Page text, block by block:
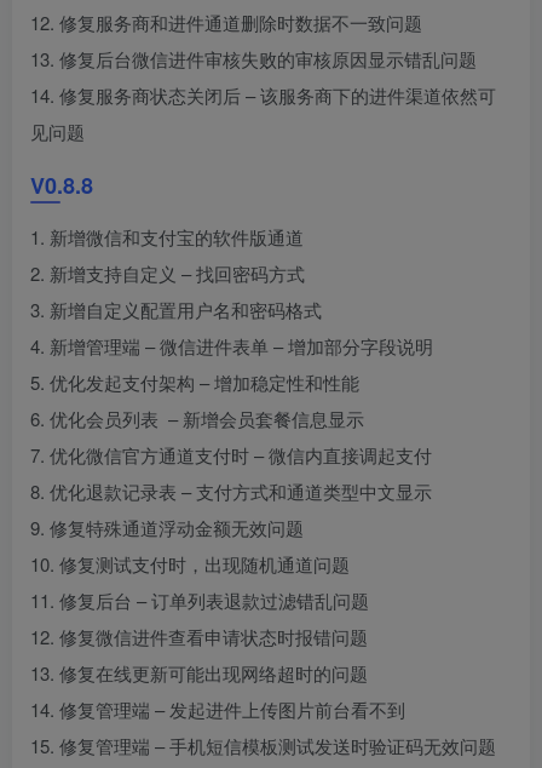
12. 修复服务商和进件通道删除时数据不一致问题
13. 修复后台微信进件审核失败的审核原因显示错乱问题
14. 修复服务商状态关闭后 – 该服务商下的进件渠道依然可
见问题
V0.8.8
1. 新增微信和支付宝的软件版通道
2. 新增支持自定义 – 找回密码方式
3. 新增自定义配置用户名和密码格式
4. 新增管理端 – 微信进件表单 – 增加部分字段说明
5. 优化发起支付架构 – 增加稳定性和性能
6. 优化会员列表 – 新增会员套餐信息显示
7. 优化微信官方通道支付时 – 微信内直接调起支付
8. 优化退款记录表 – 支付方式和通道类型中文显示
9. 修复特殊通道浮动金额无效问题
10. 修复测试支付时，出现随机通道问题
11. 修复后台 – 订单列表退款过滤错乱问题
12. 修复微信进件查看申请状态时报错问题
13. 修复在线更新可能出现网络超时的问题
14. 修复管理端 – 发起进件上传图片前台看不到
15. 修复管理端 – 手机短信模板测试发送时验证码无效问题